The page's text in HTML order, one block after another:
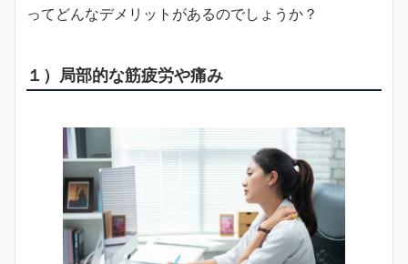
ってどんなデメリットがあるのでしょうか？
１）局部的な筋疲労や痛み